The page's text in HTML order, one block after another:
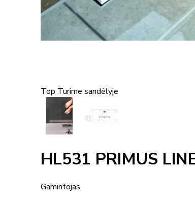
Top Turime sandėlyje
HL531 PRIMUS
Gamintojas